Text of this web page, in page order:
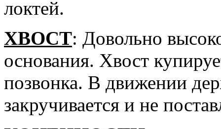
локтей.
ХВОСТ: Довольно
основания. Хвост
позвонка. В движении
закручивается и не